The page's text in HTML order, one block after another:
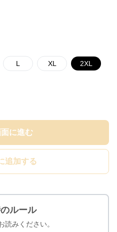
L XL 2XL
に進む
追加する
ルール
読みください。